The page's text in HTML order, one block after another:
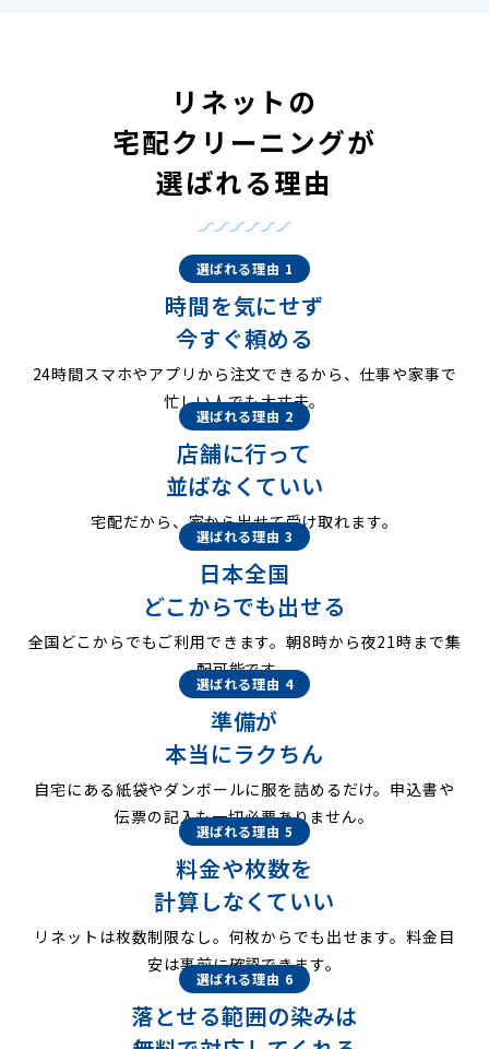
リネットの
宅配クリーニングが
選ばれる理由
選ばれる理由 1
時間を気にせず
今すぐ頼める
24時間スマホやアプリから注文できるから、仕事や家事で
忙しい人でも大丈夫。
選ばれる理由 2
店舗に行って
並ばなくていい
宅配だから、家から出せて受け取れます。
選ばれる理由 3
日本全国
どこからでも出せる
全国どこからでもご利用できます。朝8時から夜21時まで集
配可能です。
選ばれる理由 4
準備が
本当にラクちん
自宅にある紙袋やダンボールに服を詰めるだけ。申込書や
伝票の記入も一切必要ありません。
選ばれる理由 5
料金や枚数を
計算しなくていい
リネットは枚数制限なし。何枚からでも出せます。料金目
安は事前に確認できます。
選ばれる理由 6
落とせる範囲の染みは